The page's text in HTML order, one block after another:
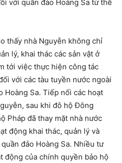
với quần đảo Hoàng Sa từ thế
thấy nhà Nguyễn không chỉ
lý, khai thác các sản vật ở
tới việc thực hiện công tác
với các tàu tuyền nước ngoài
Hoàng Sa. Tiếp nối các hoạt
sau khi đô hộ Đông
Pháp đã thay mặt nhà nước
động khai thác, quản lý và
đảo Hoàng Sa. Nhiều tư
động của chính quyền bảo hộ